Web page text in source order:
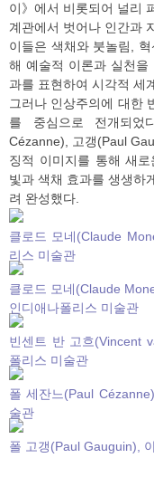
이》에서 비롯되어 널리
계관에서 벗어나 인간과
이들은 색채와 붓놀림,
해 예술적 이론과 실천
과를 표현하여 시각적 세
그러나 인상주의에 대한
를 중심으로 전개되었
Cézanne), 고갱(Paul
징적 이미지를 통해 새
빛과 색채 효과를 생생하
려 완성했다.
클로드 모네(Claude
리스 미술관
클로드 모네(Claude
인디애나폴리스 미술관
빈센트 반 고흐(Vincent
폴리스 미술관
폴 세잔느(Paul
술관
폴 고갱(Paul Gauguin),